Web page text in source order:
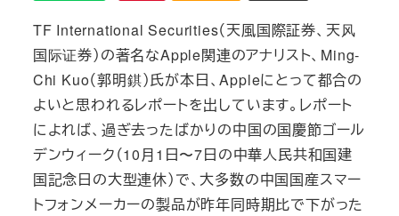
TF International Securities（天風国際証券、天风
国际证券）の著名なApple関連のアナリスト、Ming-
Chi Kuo（郭明錤）氏が本日、Appleにとって都合の
よいと思われるレポートを出しています。レポート
によれば、過ぎ去ったばかりの中国の国慶節ゴール
デンウィーク（10月1日〜7日の中華人民共和国建
国記念日の大型連休）で、大多数の中国国産スマー
トフォンメーカーの製品が昨年同時期比で下がった